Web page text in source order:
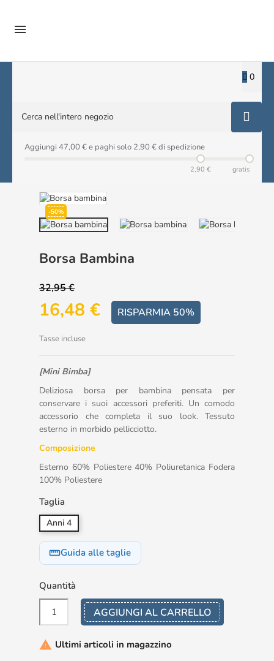

0
Aggiungi 47,00 € e paghi solo 2,90 € di spedizione
2,90 € gratis
-50%
Borsa Bambina
32,95 €
16,48 € RISPARMIA 50%
Tasse incluse
[Mini Bimba]
Deliziosa borsa per bambina pensata per
conservare i suoi accessori preferiti. Un comodo
accessorio che completa il suo look. Tessuto
esterno in morbido pellicciotto.
Composizione
Esterno 60% Poliestere 40% Poliuretanica Fodera
100% Poliestere
Taglia
Anni 4
straightenGuida alle taglie
Quantità
AGGIUNGI AL CARRELLO
 Ultimi articoli in magazzino